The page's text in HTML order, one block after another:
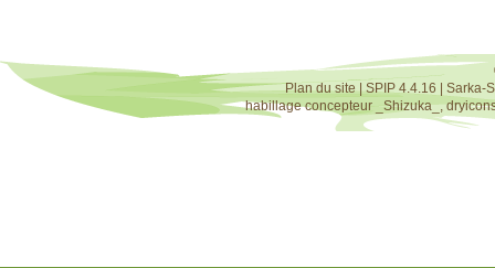
Plan du site|SPIP 4.4.16
Sarka-
habillage concepteur
_Shizuka_,